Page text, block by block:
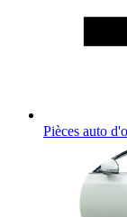
Pièces auto